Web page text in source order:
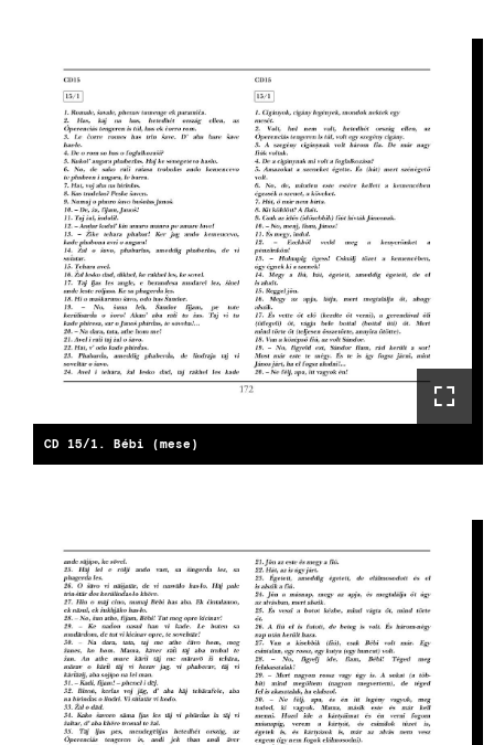
CD 15/1. Bébi (mese)